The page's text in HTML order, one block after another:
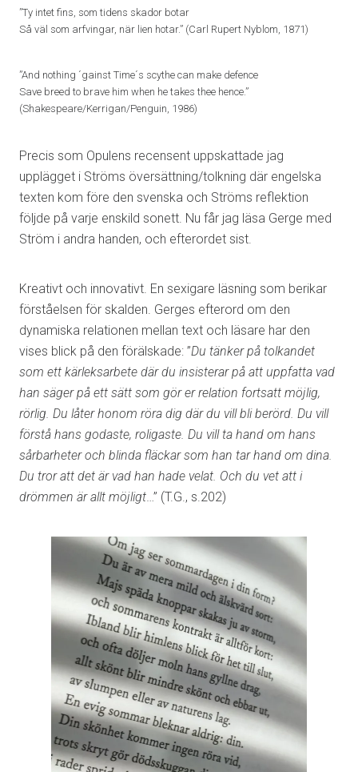
”Ty intet fins, som tidens skador botar
Så väl som arfvingar, när lien hotar.” (Carl Rupert Nyblom, 1871)
”And nothing ´gainst Time´s scythe can make defence
Save breed to brave him when he takes thee hence.”
(Shakespeare/Kerrigan/Penguin, 1986)
Precis som Opulens recensent uppskattade jag
upplägget i Ströms översättning/tolkning där engelska
texten kom före den svenska och Ströms reflektion
följde på varje enskild sonett. Nu får jag läsa Gerge med
Ström i andra handen, och efterordet sist.
Kreativt och innovativt. En sexigare läsning som berikar
förståelsen för skalden. Gerges efterord om den
dynamiska relationen mellan text och läsare har den
vises blick på den förälskade: ”Du tänker på tolkandet
som ett kärleksarbete där du insisterar på att uppfatta vad
han säger på ett sätt som gör er relation fortsatt möjlig,
rörlig. Du låter honom röra dig där du vill bli berörd. Du vill
förstå hans godaste, roligaste. Du vill ta hand om hans
sårbarheter och blinda fläckar som han tar hand om dina.
Du tror att det är vad han hade velat. Och du vet att i
drömmen är allt möjligt…” (T.G., s.202)